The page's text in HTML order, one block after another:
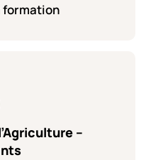
formation
–